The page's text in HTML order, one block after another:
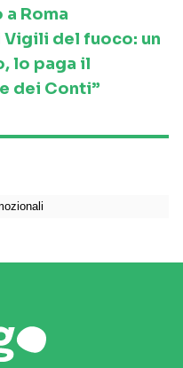
Roma
del fuoco: un
lo paga il
dei Conti”